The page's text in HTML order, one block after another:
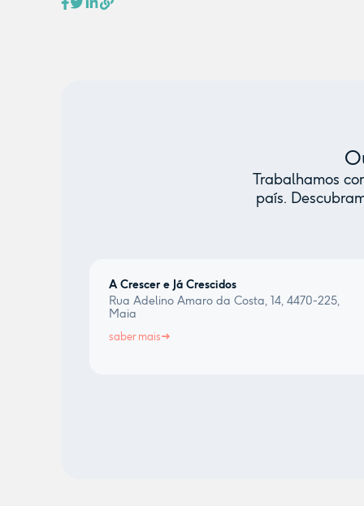
Trabalhamos
país.
A Crescer e Já Crescidos
Rua Adelino Amaro da Costa, 14, 4470-225,
Maia
saber mais